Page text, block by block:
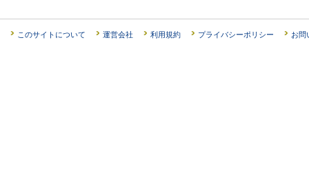
このサイトについて 運営会社 利用規約 プライバシーポリシー お問